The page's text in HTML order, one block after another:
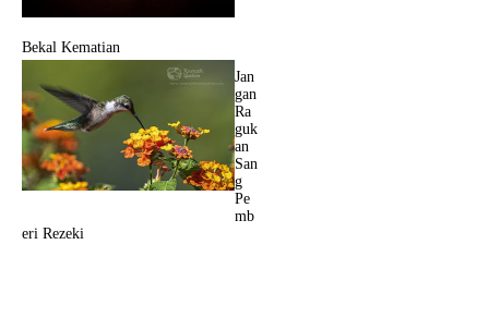
Bekal Kematian
Jan
gan
Ra
guk
an
San
g
Pe
mb
eri Rezeki